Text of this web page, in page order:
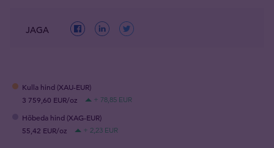
JAGA
Kulla hind (XAU-EUR)
3 759,60 EUR/oz
+ 78,85 EUR
Hõbeda hind (XAG-EUR)
55,42 EUR/oz
+ 2,23 EUR